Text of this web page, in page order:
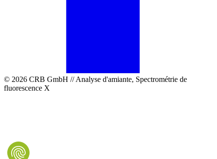
© 2026 CRB GmbH // Analyse d'amiante, Spectrométrie de
fluorescence X